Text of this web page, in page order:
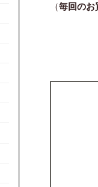
（毎回のお